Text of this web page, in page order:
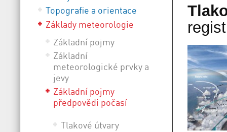
Topografie a orientace
Základy meteorologie
Základní pojmy
Základní
meteorologické prvky a
jevy
Základní pojmy
předpovědi počasí
Tlakové útvary